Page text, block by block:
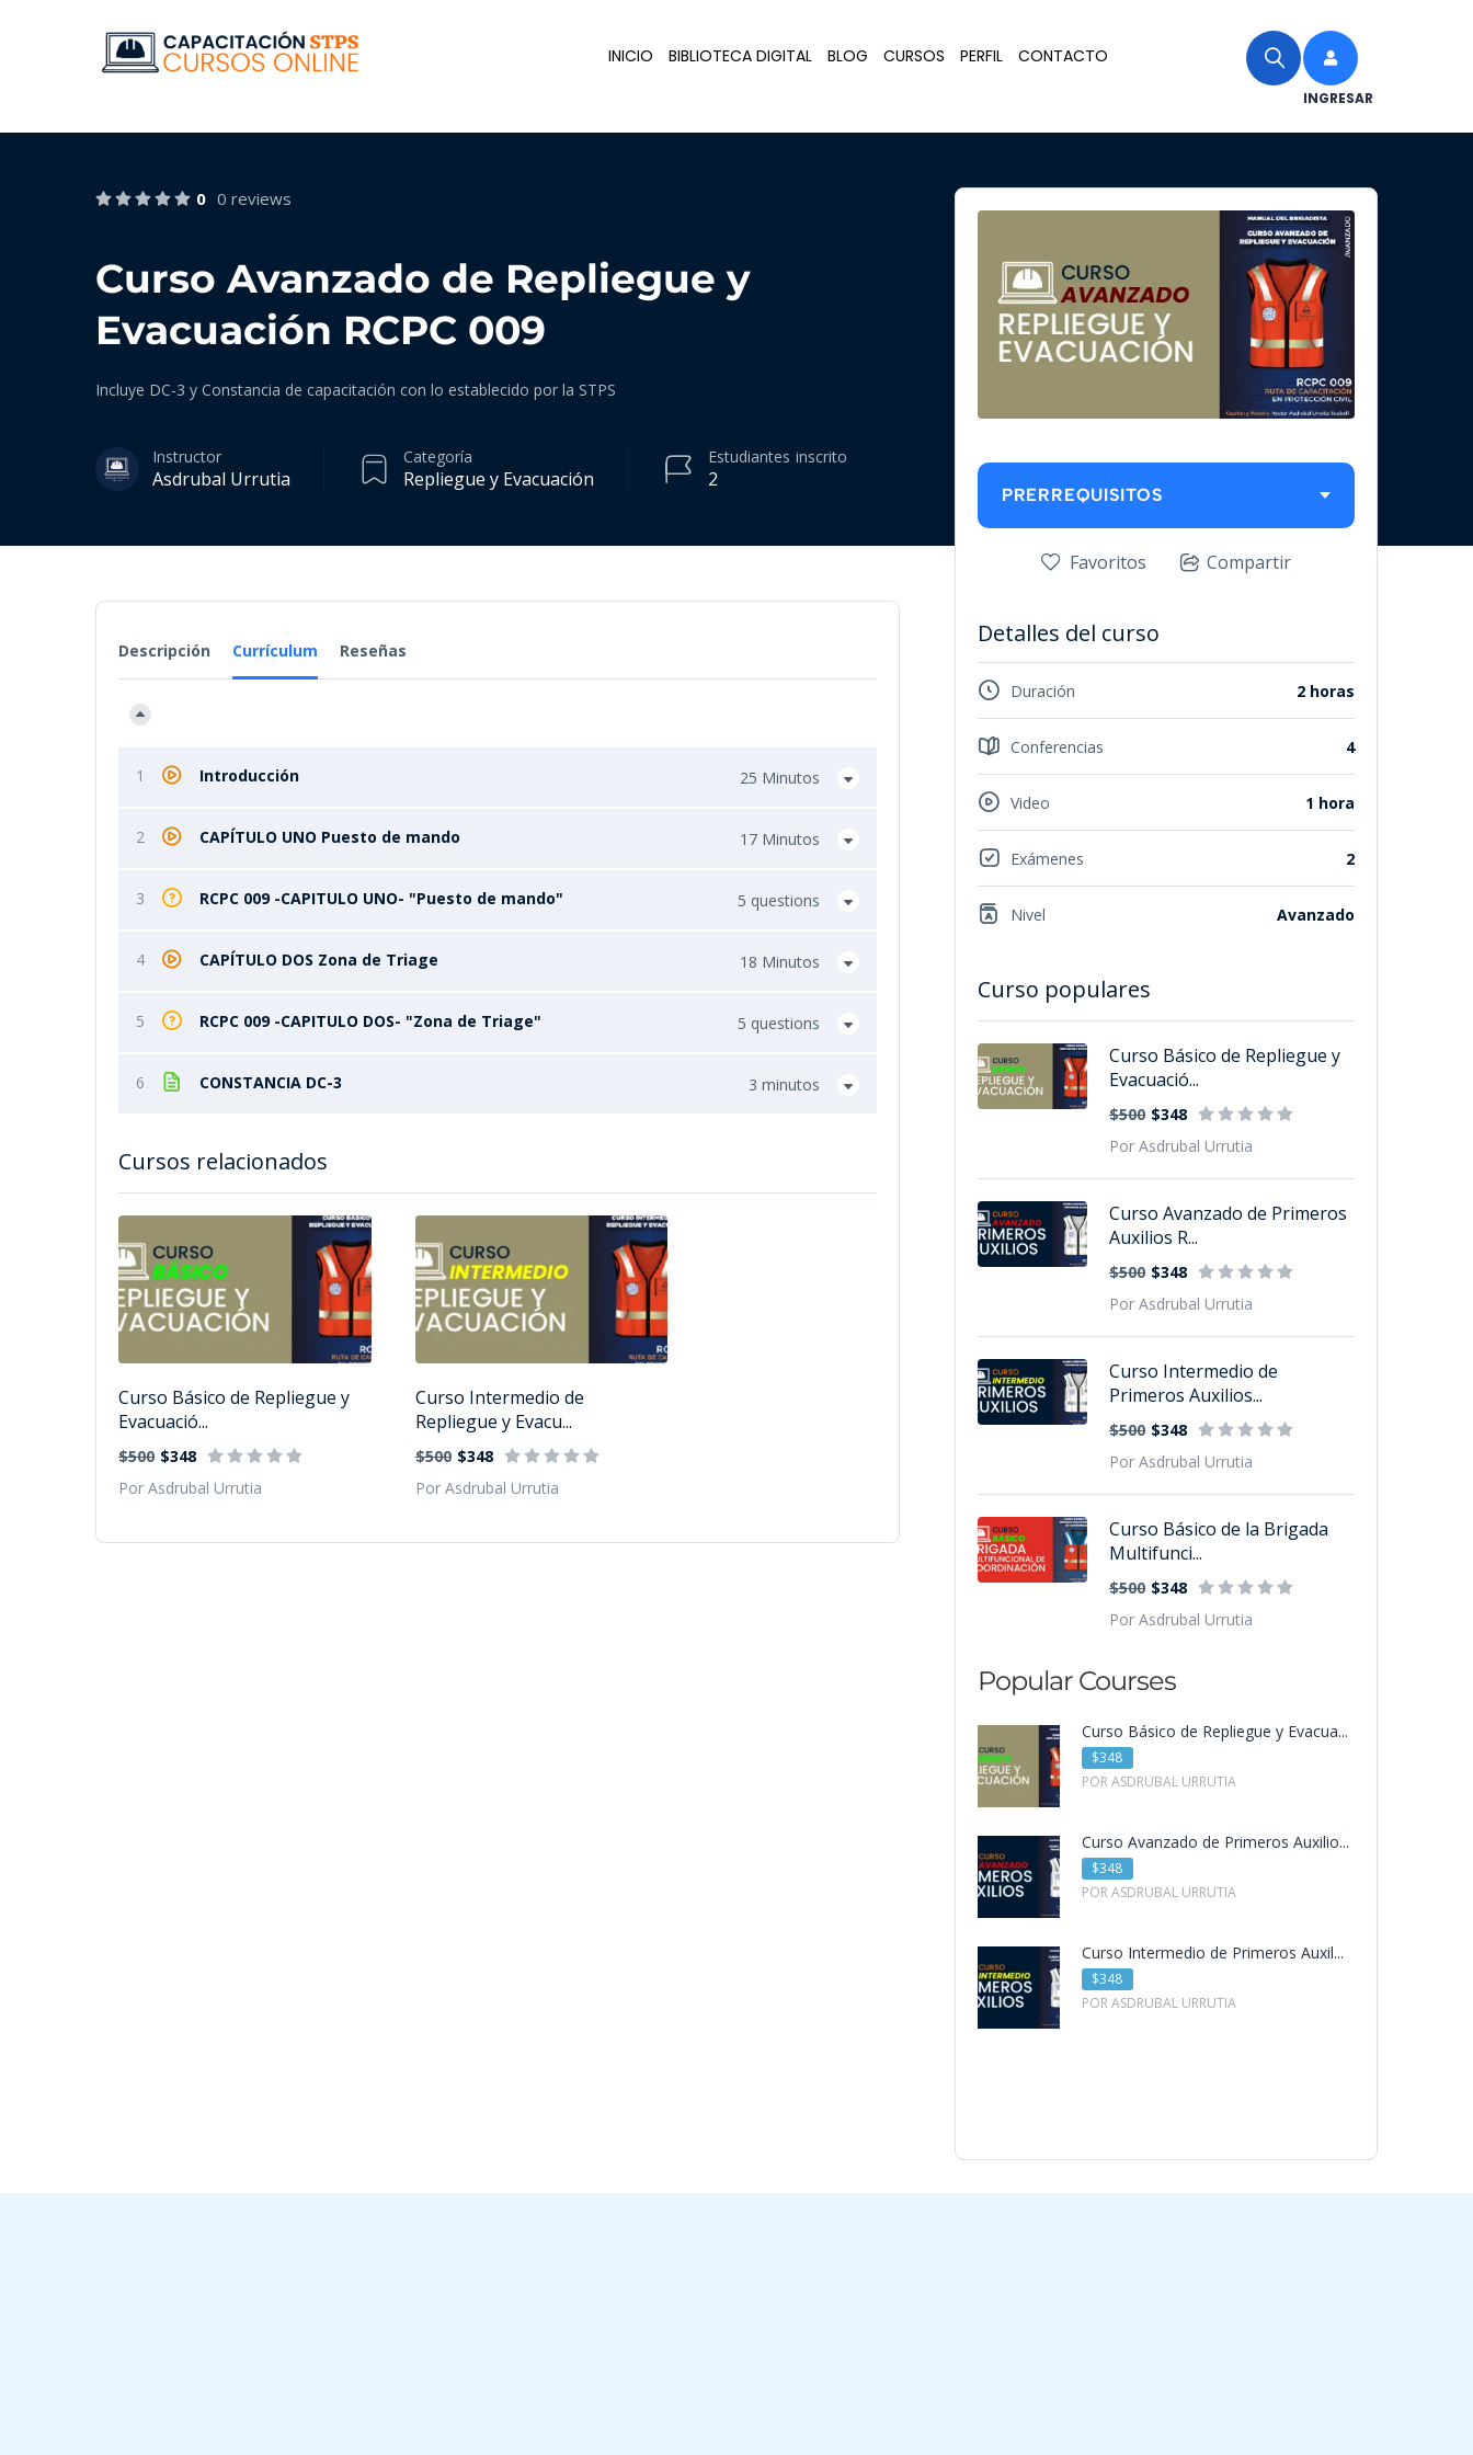
INICIO BIBLIOTECA DIGITAL BLOG CURSOS PERFIL CONTACTO
INGRESAR
0 0 reviews
Curso Avanzado de Repliegue y
Evacuación RCPC 009
Incluye DC-3 y Constancia de capacitación con lo establecido por la STPS
Instructor
Asdrubal Urrutia
Categoría
Repliegue y Evacuación 2
Estudiantes inscrito
Descripción Currículum Reseñas
1 Introducción 25 Minutos
2 CAPÍTULO UNO Puesto de mando 17 Minutos
3 RCPC 009 -CAPITULO UNO- "Puesto de mando" 5 questions
4 CAPÍTULO DOS Zona de Triage 18 Minutos
5 RCPC 009 -CAPITULO DOS- "Zona de Triage" 5 questions
6 CONSTANCIA DC-3 3 minutos
Cursos relacionados
Curso Básico de Repliegue y
Evacuació...
$500 $348
Por Asdrubal Urrutia
Curso Intermedio de
Repliegue y Evacu...
$500 $348
Por Asdrubal Urrutia
PRERREQUISITOS
Favoritos Compartir
Detalles del curso
Duración 2 horas
Conferencias 4
Video 1 hora
Exámenes 2
Nivel Avanzado
Curso populares
Curso Básico de Repliegue y
Evacuació...
$500 $348
Por Asdrubal Urrutia
Curso Avanzado de Primeros
Auxilios R...
$500 $348
Por Asdrubal Urrutia
Curso Intermedio de
Primeros Auxilios...
$500 $348
Por Asdrubal Urrutia
Curso Básico de la Brigada
Multifunci...
$500 $348
Por Asdrubal Urrutia
Popular Courses
Curso Básico de Repliegue y Evacua...
$348
POR ASDRUBAL URRUTIA
Curso Avanzado de Primeros Auxilio...
$348
POR ASDRUBAL URRUTIA
Curso Intermedio de Primeros Auxil...
$348
POR ASDRUBAL URRUTIA